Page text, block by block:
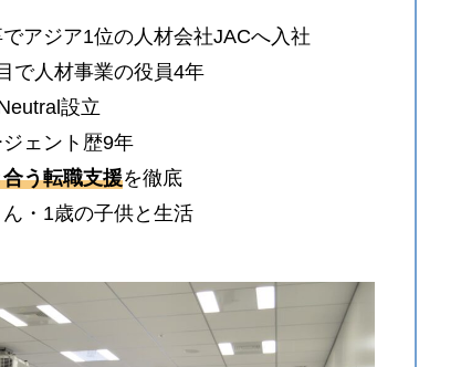
アジア1位の人材会社JACへ入社
で人材事業の役員4年
設立
ェント歴9年
う転職支援を徹底
・1歳の子供と生活